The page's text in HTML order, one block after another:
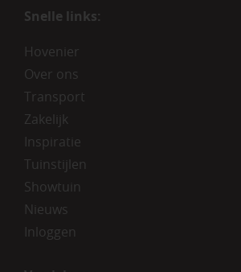
Snelle links:
Hovenier
Over ons
Transport
Zakelijk
Inspiratie
Tuinstijlen
Showtuin
Nieuws
Inloggen